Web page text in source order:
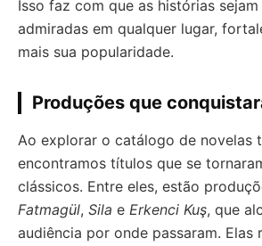
Isso faz com que as histórias
admiradas em qualquer lugar,
mais sua popularidade.
Produções que
Ao explorar o catálogo de novelas
encontramos títulos que se
clássicos. Entre eles, estão
Fatmagül, Sila e Erkenci Kuş, que
audiência por onde passaram. Elas